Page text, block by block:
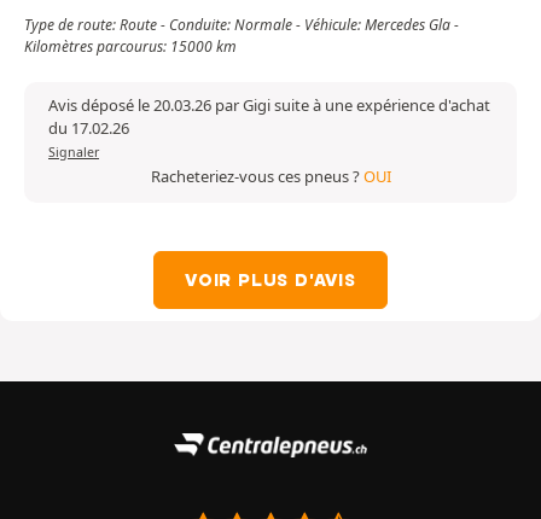
Type de route: Route - Conduite: Normale - Véhicule: Mercedes Gla -
Kilomètres parcourus: 15000 km
Avis déposé le 20.03.26 par Gigi suite à une expérience d'achat
du 17.02.26
Signaler
Racheteriez-vous ces pneus ?OUI
VOIR PLUS D'AVIS